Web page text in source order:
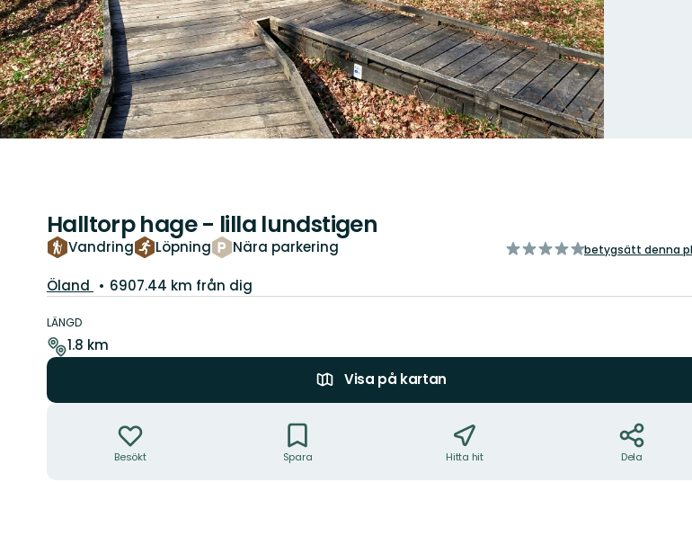
Halltorp hage - lilla lundstigen
Vandring Löpning Nära parkering
av
betygsätt denna
Guide:
Öland 6907.44 km från dig
om
leden
LÄNGD
1.8 km
Visa på kartan
Besökt Spara Hitta hit Dela